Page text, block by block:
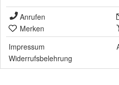
Anrufen
Merken
Impressum
Widerrufsbelehrung